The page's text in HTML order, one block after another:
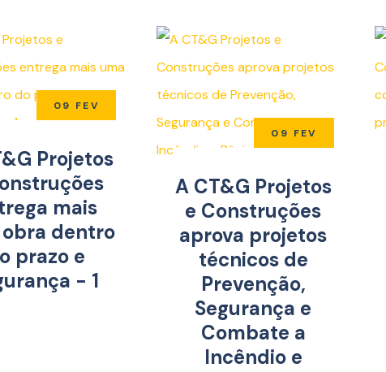
09 FEV
Projetos
mais
dentro
prazo e
- 1
09 FEV
A CT&G Projetos
e Construções
aprova projetos
técnicos de
Prevenção,
Segurança e
Combate a
Incêndio e